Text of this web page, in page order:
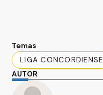
Temas
LIGA CONCORDIENSE
AUTOR